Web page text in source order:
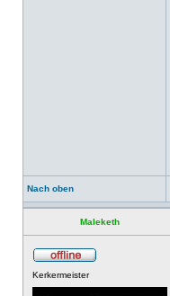
Nach oben
Maleketh
Kerkermeister